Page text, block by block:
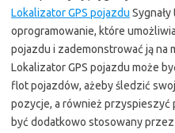
Lokalizator GPS pojazdu
oprogramowanie, które
pojazdu i zademonstrować ją na
Lokalizator GPS pojazdu może
flot pojazdów, ażeby śledzić
pozycje, a również przyspieszyć
być dodatkowo stosowany